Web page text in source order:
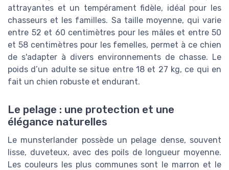
attrayantes et un tempérament fidèle, idéal pour les
chasseurs et les familles. Sa taille moyenne, qui varie
entre 52 et 60 centimètres pour les mâles et entre 50
et 58 centimètres pour les femelles, permet à ce chien
de s'adapter à divers environnements de chasse. Le
poids d’un adulte se situe entre 18 et 27 kg, ce qui en
fait un chien robuste et endurant.
Le pelage : une protection et une
élégance naturelles
Le munsterlander possède un pelage dense, souvent
lisse, duveteux, avec des poils de longueur moyenne.
Les couleurs les plus communes sont le marron et le